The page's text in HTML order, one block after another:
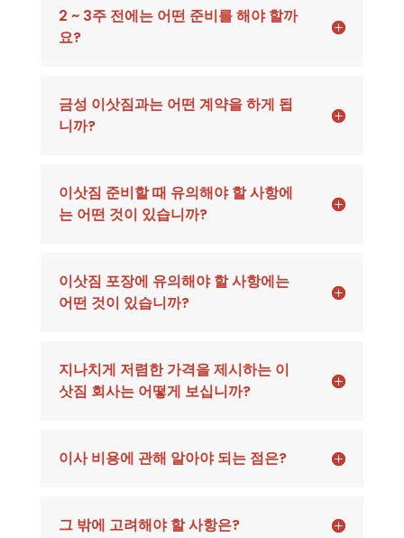
2 ~ 3주 전에는 어떤 준비를 해야 할까
요?
금성 이삿짐과는 어떤 계약을 하게 됩
니까?
이삿짐 준비할 때 유의해야 할 사항에
는 어떤 것이 있습니까?
이삿짐 포장에 유의해야 할 사항에는
어떤 것이 있습니까?
지나치게 저렴한 가격을 제시하는 이
삿짐 회사는 어떻게 보십니까?
이사 비용에 관해 알아야 되는 점은?
그 밖에 고려해야 할 사항은?